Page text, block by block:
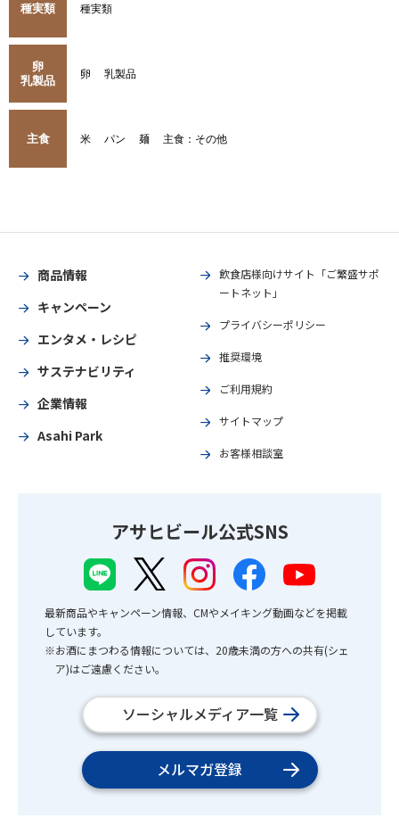
種実類 種実類
卵
乳製品
卵 乳製品
主食 米 パン 麺 主食：その他
商品情報
キャンペーン
エンタメ・レシピ
サステナビリティ
企業情報
Asahi Park
飲食店様向けサイト「ご繁盛サポ
ートネット」
プライバシーポリシー
推奨環境
ご利用規約
サイトマップ
お客様相談室
アサヒビール公式SNS
最新商品やキャンペーン情報、CMやメイキング動画などを掲載
しています。
※お酒にまつわる情報については、20歳未満の方への共有(シェ
ア)はご遠慮ください。
ソーシャルメディア一覧
メルマガ登録